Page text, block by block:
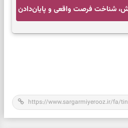
شناخت فرصت واقعی و پایان‌دادن